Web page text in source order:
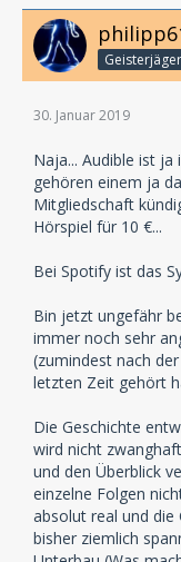
30. Januar 2019
Naja... Audible ist ja
gehören einem ja
Mitgliedschaft
Hörspiel für 10 €...
Bei Spotify ist das
Bin jetzt ungefähr
immer noch sehr
(zumindest nach
letzten Zeit gehört
Die Geschichte
wird nicht
und den Überblick
einzelne Folgen
absolut real und die
bisher ziemlich